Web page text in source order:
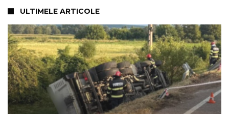
ULTIMELE ARTICOLE